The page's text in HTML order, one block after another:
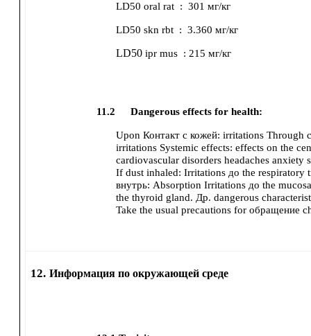
LD50 oral rat : 301 мг/кг
LD50 skn rbt : 3.360 мг/кг
LD50 ipr mus : 215 мг/кг
11.2 Dangerous effects for health:
Upon Контакт с кожей: irritations Through
irritations Systemic effects: effects on the
cardiovascular disorders headaches anxiety
If dust inhaled: Irritations до the respiratory
внутрь: Absorption Irritations до the
the thyroid gland. Др. dangerous
Take the usual precautions for обращение
12. Информация по окружающей среде